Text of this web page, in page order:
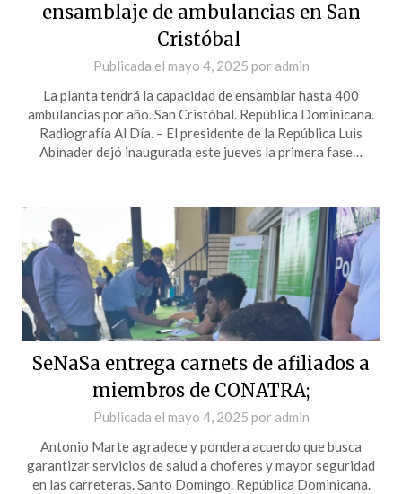
ensamblaje de ambulancias en San
Cristóbal
Publicada el mayo 4, 2025 por admin
La planta tendrá la capacidad de ensamblar hasta 400
ambulancias por año. San Cristóbal. República Dominicana.
Radiografía Al Día. – El presidente de la República Luis
Abinader dejó inaugurada este jueves la primera fase…
SeNaSa entrega carnets de afiliados a
miembros de CONATRA;
Publicada el mayo 4, 2025 por admin
Antonio Marte agradece y pondera acuerdo que busca
garantizar servicios de salud a choferes y mayor seguridad
en las carreteras. Santo Domingo. República Dominicana.